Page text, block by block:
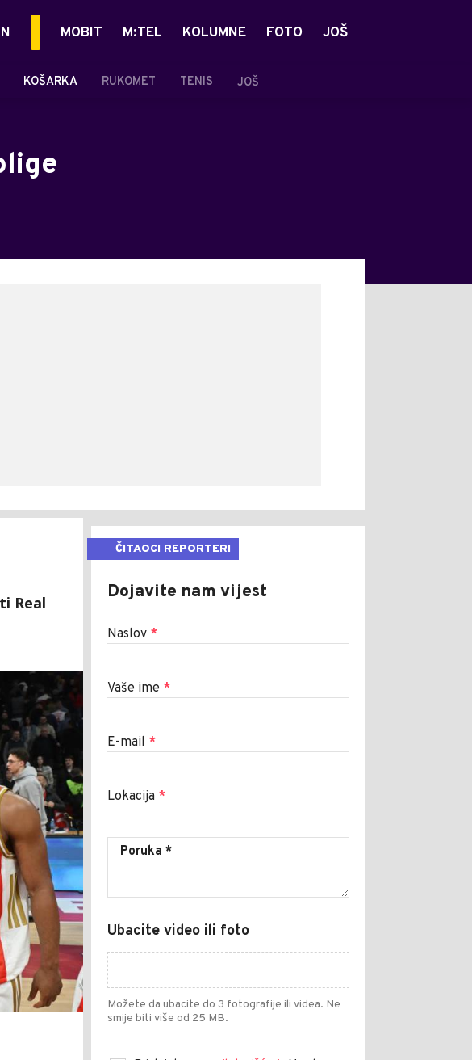
KOŠARKA RUKOMET TENIS JOŠ
MOBIT M:TEL KOLUMNE FOTO JOŠ
Real
ČITAOCI REPORTERI
Dojavite nam vijest
Naslov *
Vaše ime *
E-mail *
Lokacija *
Ubacite video ili foto
Možete da ubacite do 3 fotografije ili videa. Ne
smije biti više od 25 MB.